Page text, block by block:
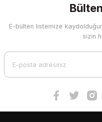
Görüş ve önerileriniz için
Ürün resmi kalitesiz,
E-bülten listemize
sizin